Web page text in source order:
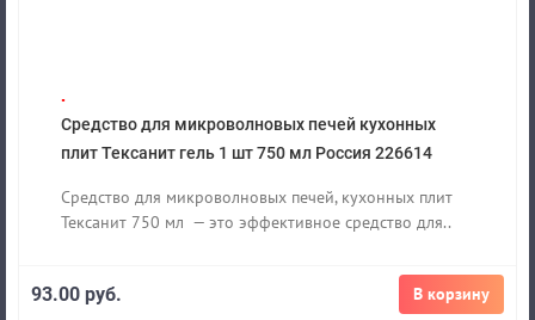
.
Средство для микроволновых печей кухонных
плит Тексанит гель 1 шт 750 мл Россия 226614
Средство для микроволновых печей, кухонных плит
Тексанит 750 мл — это эффективное средство для..
В корзину
93.00 руб.